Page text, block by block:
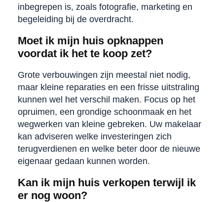
inbegrepen is, zoals fotografie, marketing en
begeleiding bij de overdracht.
Moet ik mijn huis opknappen
voordat ik het te koop zet?
Grote verbouwingen zijn meestal niet nodig,
maar kleine reparaties en een frisse uitstraling
kunnen wel het verschil maken. Focus op het
opruimen, een grondige schoonmaak en het
wegwerken van kleine gebreken. Uw makelaar
kan adviseren welke investeringen zich
terugverdienen en welke beter door de nieuwe
eigenaar gedaan kunnen worden.
Kan ik mijn huis verkopen terwijl ik
er nog woon?